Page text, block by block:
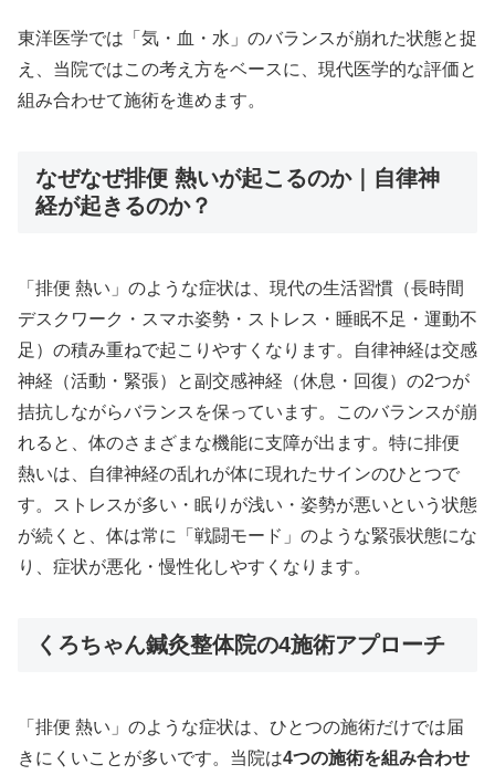
東洋医学では「気・血・水」のバランスが崩れた状態と捉
え、当院ではこの考え方をベースに、現代医学的な評価と
組み合わせて施術を進めます。
なぜなぜ排便 熱いが起こるのか｜自律神
経が起きるのか？
「排便 熱い」のような症状は、現代の生活習慣（長時間
デスクワーク・スマホ姿勢・ストレス・睡眠不足・運動不
足）の積み重ねで起こりやすくなります。自律神経は交感
神経（活動・緊張）と副交感神経（休息・回復）の2つが
拮抗しながらバランスを保っています。このバランスが崩
れると、体のさまざまな機能に支障が出ます。特に排便
熱いは、自律神経の乱れが体に現れたサインのひとつで
す。ストレスが多い・眠りが浅い・姿勢が悪いという状態
が続くと、体は常に「戦闘モード」のような緊張状態にな
り、症状が悪化・慢性化しやすくなります。
くろちゃん鍼灸整体院の4施術アプローチ
「排便 熱い」のような症状は、ひとつの施術だけでは届
きにくいことが多いです。当院は4つの施術を組み合わせ